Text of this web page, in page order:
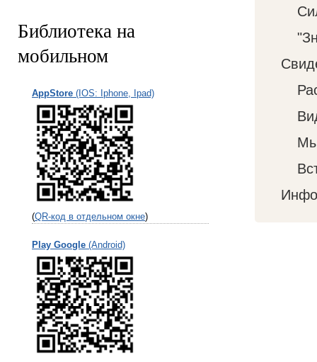
Библиотека на
мобильном
AppStore (IOS: Iphone, Ipad)
(QR-код в отдельном окне)
Play Google (Android)